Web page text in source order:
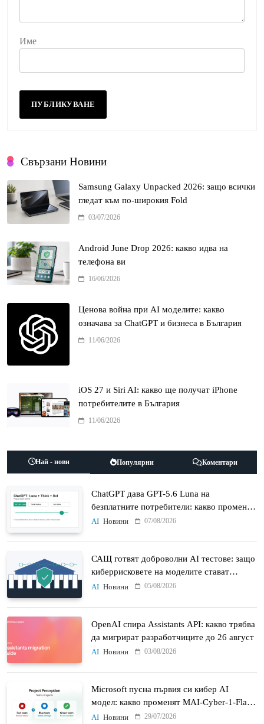
Име
Свързани Новини
Samsung Galaxy Unpacked 2026: защо всички
гледат към по-широкия Fold
03/07/2026
Android June Drop 2026: какво идва на
телефона ви
16/06/2026
Ценова война при AI моделите: какво
означава за ChatGPT и бизнеса в България
11/06/2026
iOS 27 и Siri AI: какво ще получат iPhone
потребителите в България
11/06/2026
Най - нови Популярни Коментари
ChatGPT дава GPT-5.6 Luna на
безплатните потребители: какво променят
Think бутонът и новият Sol
AI Новини 07/08/2026
САЩ готвят доброволни AI тестове: защо
киберрисковете на моделите стават
политически въпрос
AI Новини 05/08/2026
OpenAI спира Assistants API: какво трябва
да мигрират разработчиците до 26 август
AI Новини 03/08/2026
Microsoft пусна първия си кибер AI
модел: какво променят MAI-Cyber-1-Flash
и Project Perception
AI Новини 29/07/2026